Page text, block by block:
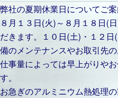
弊社の夏期休業日についてご案
８月１３日(火)～８月１８日(
だきます。１０日(土)・１２
備のメンテナンスやお取引先
仕事量によっては早上がりや
す。
お急ぎのアルミニウム熱処理